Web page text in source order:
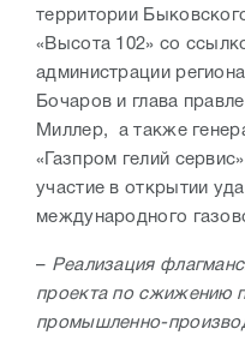
территории
«Высота 102» со
администрации
Бочаров и глава
Миллер, а также
«Газпром гелий
участие в открытии
международного
– Реализация
проекта по сжижению
промышленно-